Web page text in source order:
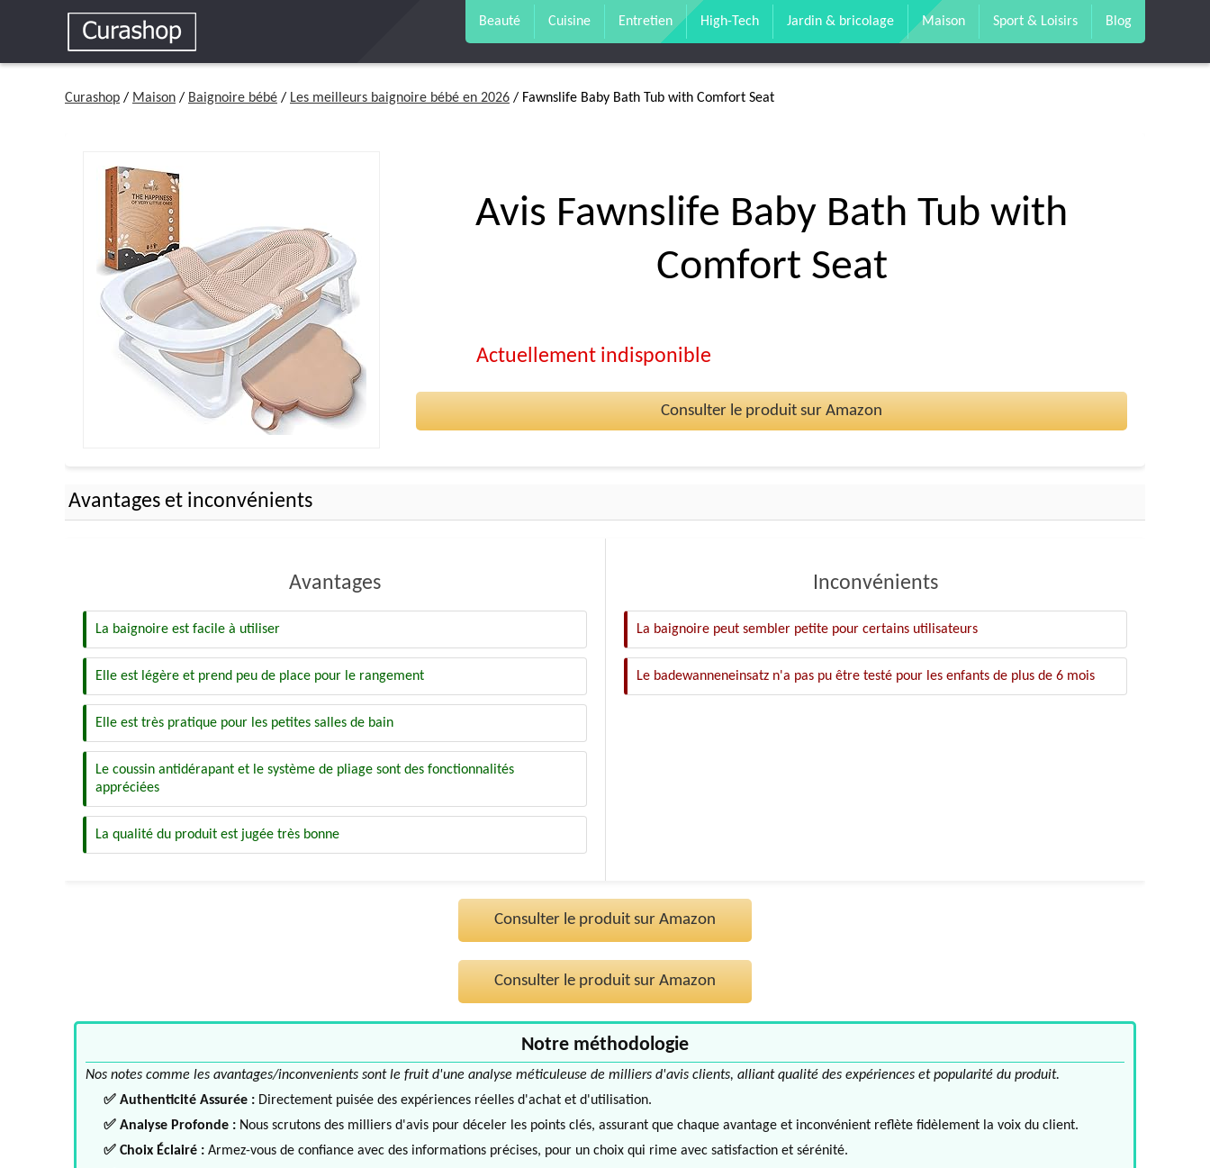
Beauté Cuisine Entretien High-Tech Jardin & bricolage Maison Sport & Loisirs Blog
Curashop / Maison / Baignoire bébé / Les meilleurs baignoire bébé en 2026 / Fawnslife Baby Bath Tub with Comfort Seat
Avis Fawnslife Baby Bath Tub with
Comfort Seat
Actuellement indisponible
Consulter le produit sur Amazon
Avantages et inconvénients
Avantages
La baignoire est facile à utiliser
Elle est légère et prend peu de place pour le rangement
Elle est très pratique pour les petites salles de bain
Le coussin antidérapant et le système de pliage sont des fonctionnalités
appréciées
La qualité du produit est jugée très bonne
Inconvénients
La baignoire peut sembler petite pour certains utilisateurs
Le badewanneneinsatz n'a pas pu être testé pour les enfants de plus de 6 mois
Consulter le produit sur Amazon
Consulter le produit sur Amazon
Notre méthodologie
Nos notes comme les avantages/inconvenients sont le fruit d'une analyse méticuleuse de milliers d'avis clients, alliant qualité des expériences et popularité du produit.
✅ Authenticité Assurée : Directement puisée des expériences réelles d'achat et d'utilisation.
✅ Analyse Profonde : Nous scrutons des milliers d'avis pour déceler les points clés, assurant que chaque avantage et inconvénient reflète fidèlement la voix du client.
✅ Choix Éclairé : Armez-vous de confiance avec des informations précises, pour un choix qui rime avec satisfaction et sérénité.